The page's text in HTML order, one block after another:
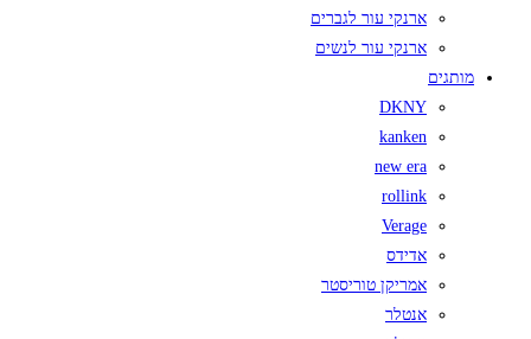
ארנקי עור לגברים
ארנקי עור לנשים
מותגים
DKNY
kanken
new era
rollink
Verage
אדידס
אמריקן טוריסטר
אנטלר